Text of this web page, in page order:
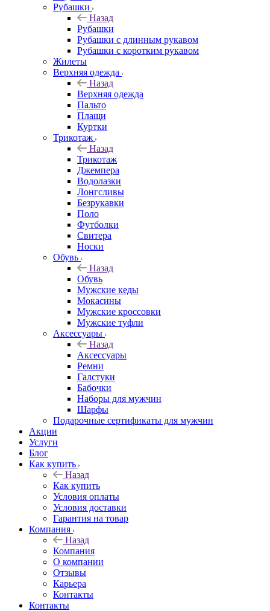
Рубашки
Назад
Рубашки
Рубашки с длинным рукавом
Рубашки с коротким рукавом
Жилеты
Верхняя одежда
Назад
Верхняя одежда
Пальто
Плащи
Куртки
Трикотаж
Назад
Трикотаж
Джемпера
Водолазки
Лонгсливы
Безрукавки
Поло
Футболки
Свитера
Носки
Обувь
Назад
Обувь
Мужские кеды
Мокасины
Мужские кроссовки
Мужские туфли
Аксессуары
Назад
Аксессуары
Ремни
Галстуки
Бабочки
Наборы для мужчин
Шарфы
Подарочные сертификаты для мужчин
Акции
Услуги
Блог
Как купить
Назад
Как купить
Условия оплаты
Условия доставки
Гарантия на товар
Компания
Назад
Компания
О компании
Отзывы
Карьера
Контакты
Контакты